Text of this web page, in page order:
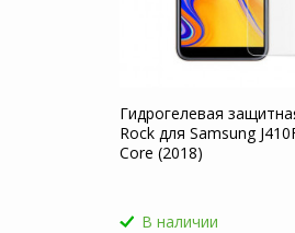
Гидрогелевая
Rock для Samsung
Core (2018)
В наличии